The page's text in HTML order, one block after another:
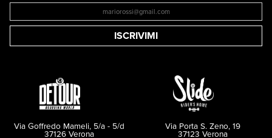
ISCRIVIMI
Via Goffredo Mameli, 5/a - 5/d
37126 Verona
Via Porta S. Zeno, 19
37123 Verona